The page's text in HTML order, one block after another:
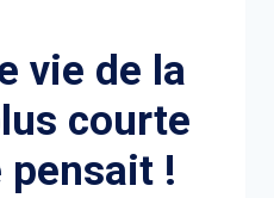
vie de la
courte
pensait !